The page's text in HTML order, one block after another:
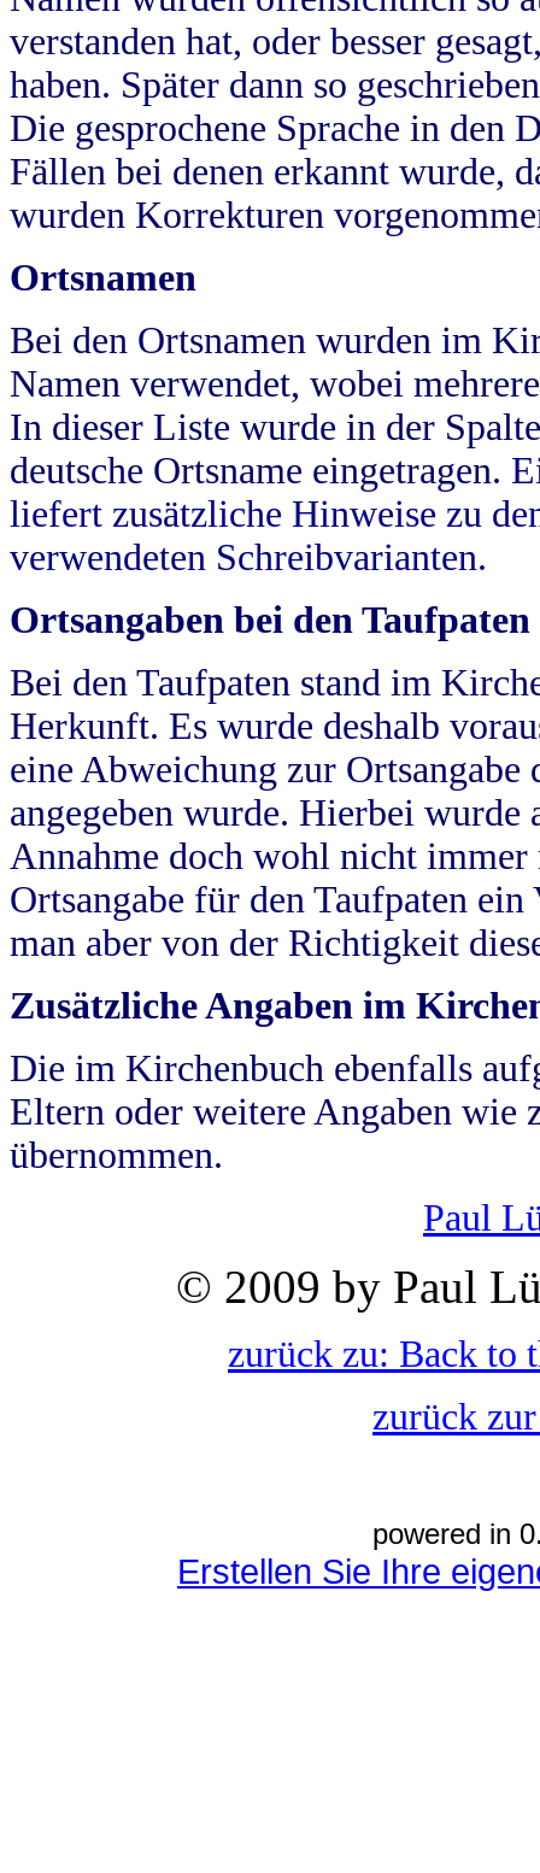
verstanden hat, oder besser
haben. Später dann so
Die gesprochene Sprache in
Fällen bei denen erkannt wurde,
wurden Korrekturen
Ortsnamen
Bei den Ortsnamen wurden im
Namen verwendet, wobei
In dieser Liste wurde in der
deutsche Ortsname eingetragen.
liefert zusätzliche Hinweise zu
verwendeten Schreibvarianten.
Ortsangaben bei den Taufpaten
Bei den Taufpaten stand im
Herkunft. Es wurde deshalb
eine Abweichung zur
angegeben wurde. Hierbei wurde
Annahme doch wohl nicht
Ortsangabe für den Taufpaten
man aber von der Richtigkeit
Zusätzliche Angaben im
Die im Kirchenbuch ebenfalls
Eltern oder weitere Angaben wie
übernommen.
Paul
© 2009 by Paul
zurück zu: Back to
zurück
powered in
Erstellen Sie Ihre